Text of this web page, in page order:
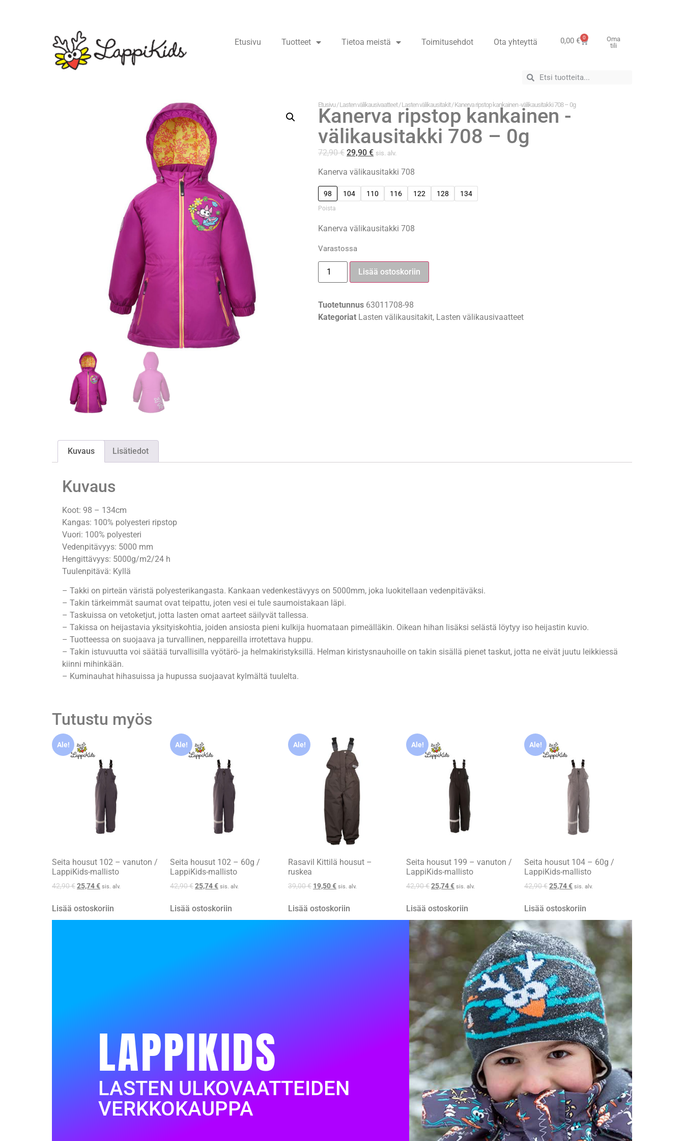
Etusivu Tuotteet Tietoa meistä Toimitusehdot Ota yhteyttä 0,00€ 0
Oma
tili
Etusivu /Lasten välikausivaatteet/Lasten välikausitakit/ Kanerva ripstop kankainen -välikausitakki 708 – 0g
Kanerva ripstop kankainen -
välikausitakki 708 – 0g
72,90€ 29,90 € sis. alv.
Kanerva välikausitakki 708
98 104 110 116 122 128 134
Poista
Kanerva välikausitakki 708
Varastossa
Lisää ostoskoriin
Tuotetunnus 63011708-98
Kategoriat Lasten välikausitakit, Lasten välikausivaatteet
Kuvaus Lisätiedot
Kuvaus
Koot: 98 – 134cm
Kangas: 100% polyesteri ripstop
Vuori: 100% polyesteri
Vedenpitävyys: 5000 mm
Hengittävyys: 5000g/m2/24 h
Tuulenpitävä: Kyllä
– Takki on pirteän väristä polyesterikangasta. Kankaan vedenkestävyys on 5000mm, joka luokitellaan vedenpitäväksi.
– Takin tärkeimmät saumat ovat teipattu, joten vesi ei tule saumoistakaan läpi.
– Taskuissa on vetoketjut, jotta lasten omat aarteet säilyvät tallessa.
– Takissa on heijastavia yksityiskohtia, joiden ansiosta pieni kulkija huomataan pimeälläkin. Oikean hihan lisäksi selästä löytyy iso heijastin kuvio.
– Tuotteessa on suojaava ja turvallinen, neppareilla irrotettava huppu.
– Takin istuvuutta voi säätää turvallisilla vyötärö- ja helmakiristyksillä. Helman kiristysnauhoille on takin sisällä pienet taskut, jotta ne eivät juutu leikkiessä
kiinni mihinkään.
– Kuminauhat hihasuissa ja hupussa suojaavat kylmältä tuulelta.
Tutustu myös
Ale!
Seita housut 102 – vanuton /
LappiKids-mallisto
42,90€25,74€ sis. alv.
Lisää ostoskoriin
Ale!
Seita housut 102 – 60g /
LappiKids-mallisto
42,90€25,74€ sis. alv.
Lisää ostoskoriin
Ale!
Rasavil Kittilä housut –
ruskea
39,00€ 19,50€ sis. alv.
Lisää ostoskoriin
Ale!
Seita housut 199 – vanuton /
LappiKids-mallisto
42,90€25,74€ sis. alv.
Lisää ostoskoriin
Ale!
Seita housut 104 – 60g /
LappiKids-mallisto
42,90€25,74€ sis. alv.
Lisää ostoskoriin
LAPPIKIDS
LASTEN ULKOVAATTEIDEN
VERKKOKAUPPA